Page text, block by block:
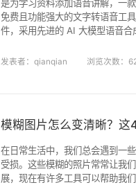
是为学习资料添加语音讲解，一
免费且功能强大的文字转语音工具，让文字配音不再是难题
件，采用先进的 AI 大模型语音
发表者：qianqian 浏览次数：
模糊图片怎么变清晰？这
在日常生活中，我们总会遇到一
受损。这些模糊的照片常常让我
展，现在有许多工具可以帮助我